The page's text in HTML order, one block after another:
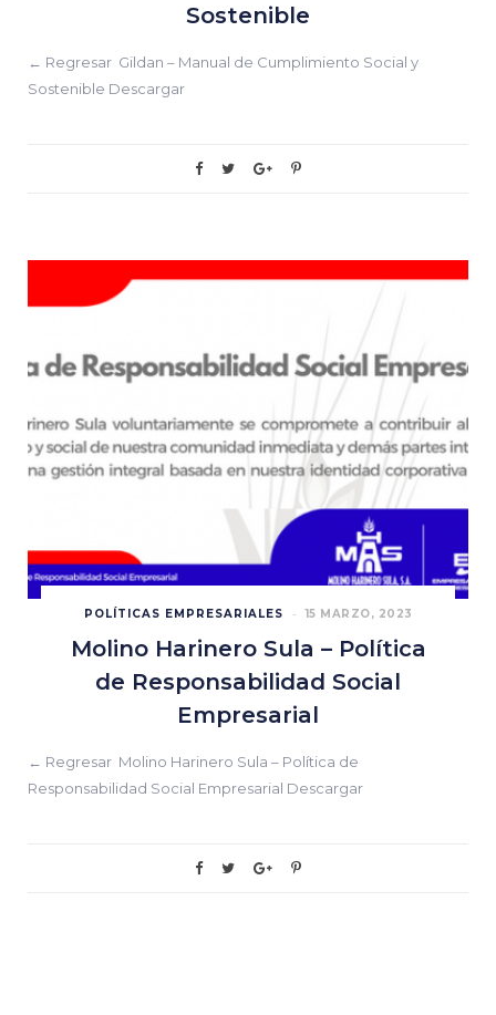
Sostenible
← Regresar Gildan – Manual de Cumplimiento Social y
Sostenible Descargar
POLÍTICAS EMPRESARIALES 15 MARZO, 2023
Molino Harinero Sula – Política
de Responsabilidad Social
Empresarial
← Regresar Molino Harinero Sula – Política de
Responsabilidad Social Empresarial Descargar